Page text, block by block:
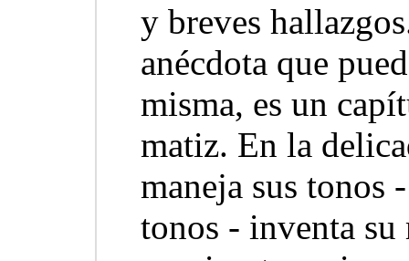
y breves
anécdota que
misma, es un
matiz. En la
maneja sus tonos
tonos - inventa